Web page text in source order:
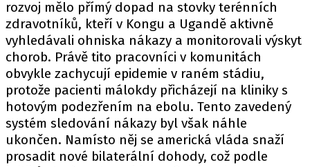
rozvoj mělo přímý dopad na stovky terénních
zdravotníků, kteří v Kongu a Ugandě aktivně
vyhledávali ohniska nákazy a monitorovali výskyt
chorob. Právě tito pracovníci v komunitách
obvykle zachycují epidemie v raném stádiu,
protože pacienti málokdy přicházejí na kliniky s
hotovým podezřením na ebolu. Tento zavedený
systém sledování nákazy byl však náhle
ukončen. Namísto něj se americká vláda snaží
prosadit nové bilaterální dohody, což podle